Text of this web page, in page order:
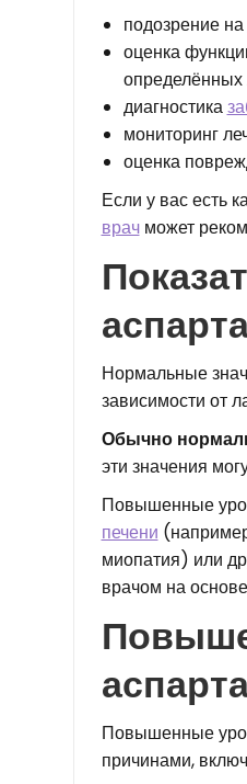
подозрение на
оценка
определённых
диагностика
мониторинг
оценка
Если у вас есть
врачможет
Нормальные
зависимости от
Обычно
эти значения
Повышенные
печени
миопатия) или
врачом на
Повышенные
причинами,